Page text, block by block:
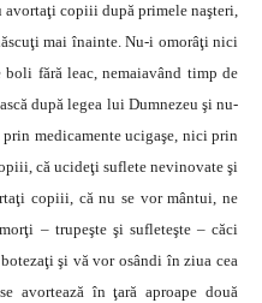
avortaţi copiii după primele naşteri,
mai înainte. Nu-i omorâţi nici
fără leac, nemaiavând timp de
după legea lui Dumnezeu şi nu-
medicamente ucigaşe, nici prin
că ucideţi suflete nevinovate şi
copiii, că nu se vor mântui, ne
– trupeşte şi sufleteşte – căci
şi vă vor osândi în ziua cea
avortează în ţară aproape două